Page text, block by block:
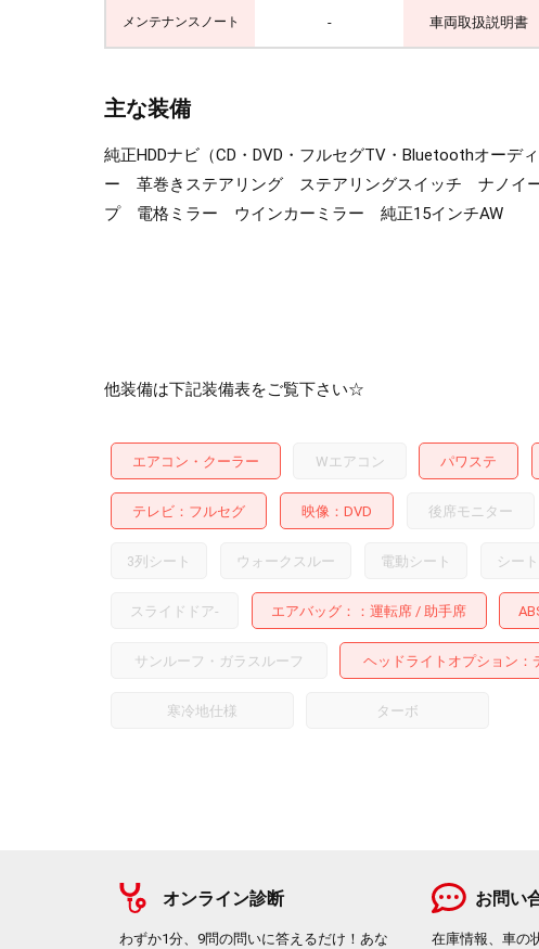
メンテナンスノート - 車両取扱説明書
主な装備
純正HDDナビ（CD・DVD・フルセグTV・Bluetoothオー
ー 革巻きステアリング ステアリングスイッチ ナノイ
プ 電格ミラー ウインカーミラー 純正15インチAW
他装備は下記装備表をご覧下さい☆
エアコン・クーラー Wエアコン パワステ
テレビ フルセグ 映像 DVD 後席モニター
3列シート ウォークスルー 電動シート シー
スライドドア- エアバッグ： 運転席 助手席
サンルーフ・ガラスルーフ ヘッドライトオプション
寒冷地仕様 ターボ
オンライン診断
わずか1分、9問の問いに答えるだけ！あな
お問い
在庫情報、車の